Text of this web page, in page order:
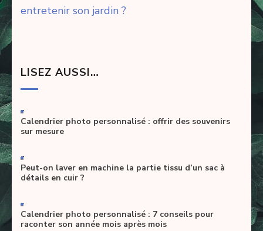
entretenir son jardin ?
LISEZ AUSSI…
-
Calendrier photo personnalisé : offrir des souvenirs
sur mesure
-
Peut-on laver en machine la partie tissu d’un sac à
détails en cuir ?
-
Calendrier photo personnalisé : 7 conseils pour
raconter son année mois après mois